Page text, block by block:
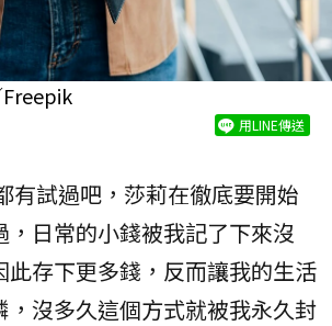
用LINE傳送
有試過吧，莎莉在徹底要開始
，日常的小錢被我記了下來沒
此存下更多錢，反而讓我的生活
，沒多久這個方式就被我永久封